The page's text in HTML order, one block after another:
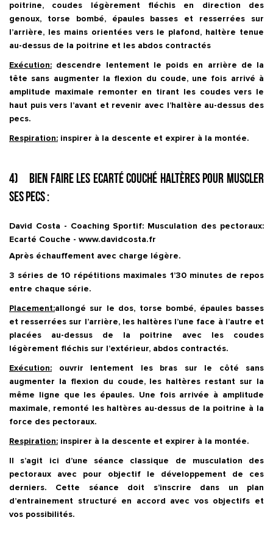
poitrine, coudes légèrement fléchis en direction des
genoux, torse bombé, épaules basses et resserrées sur
l’arrière, les mains orientées vers le plafond, haltère tenue
au-dessus de la poitrine et les abdos contractés
Exécution: descendre lentement le poids en arrière de la
tête sans augmenter la flexion du coude, une fois arrivé à
amplitude maximale remonter en tirant les coudes vers le
haut puis vers l’avant et revenir avec l’haltère au-dessus des
pecs.
Respiration: inspirer à la descente et expirer à la montée.
4) Bien faire les Ecarté couché haltères pour muscler
ses pecs :
David Costa - Coaching Sportif: Musculation des pectoraux:
Ecarté Couche - www.davidcosta.fr
Après échauffement avec charge légère.
3 séries de 10 répétitions maximales 1’30 minutes de repos
entre chaque série.
Placement:allongé sur le dos, torse bombé, épaules basses
et resserrées sur l’arrière, les haltères l’une face à l’autre et
placées au-dessus de la poitrine avec les coudes
légèrement fléchis sur l’extérieur, abdos contractés.
Exécution: ouvrir lentement les bras sur le côté sans
augmenter la flexion du coude, les haltères restant sur la
même ligne que les épaules. Une fois arrivée à amplitude
maximale, remonté les haltères au-dessus de la poitrine à la
force des pectoraux.
Respiration: inspirer à la descente et expirer à la montée.
Il s’agit ici d’une séance classique de musculation des
pectoraux avec pour objectif le développement de ces
derniers. Cette séance doit s’inscrire dans un plan
d’entrainement structuré en accord avec vos objectifs et
vos possibilités.